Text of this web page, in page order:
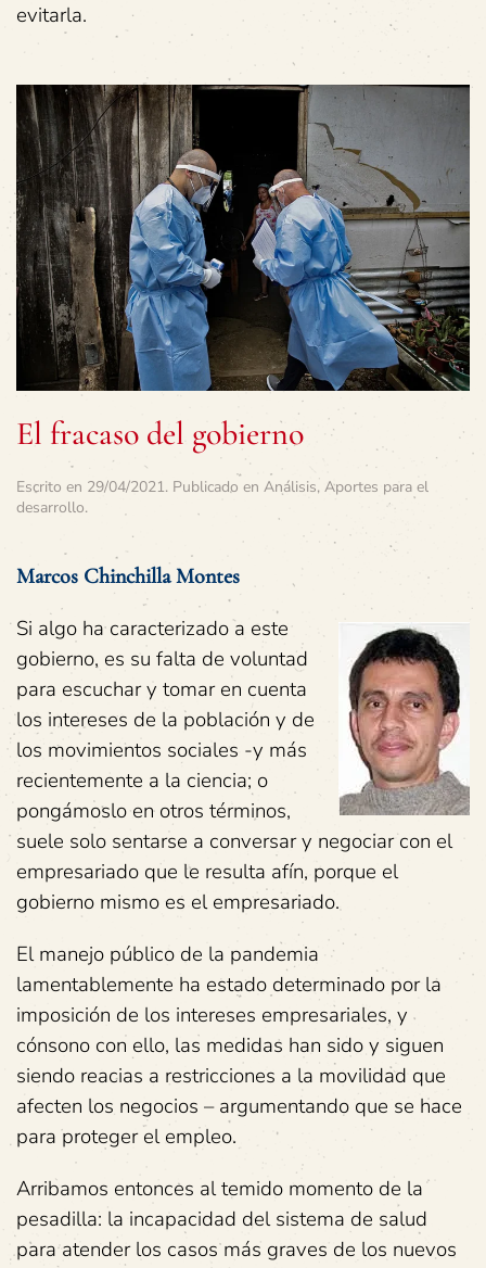
evitarla.
El fracaso del gobierno
Escrito en 29/04/2021. Publicado en Análisis, Aportes para el
desarrollo.
Marcos Chinchilla Montes
Si algo ha caracterizado a este
gobierno, es su falta de voluntad
para escuchar y tomar en cuenta
los intereses de la población y de
los movimientos sociales -y más
recientemente a la ciencia; o
pongámoslo en otros términos,
suele solo sentarse a conversar y negociar con el
empresariado que le resulta afín, porque el
gobierno mismo es el empresariado.
El manejo público de la pandemia
lamentablemente ha estado determinado por la
imposición de los intereses empresariales, y
cónsono con ello, las medidas han sido y siguen
siendo reacias a restricciones a la movilidad que
afecten los negocios – argumentando que se hace
para proteger el empleo.
Arribamos entonces al temido momento de la
pesadilla: la incapacidad del sistema de salud
para atender los casos más graves de los nuevos